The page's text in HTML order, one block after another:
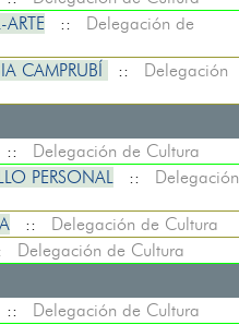
:: Delegación de
CAMPRUBÍ
:: Delegación
:: Delegación de Cultura
PERSONAL :: Delegación
:: Delegación de Cultura
Delegación de Cultura
:: Delegación de Cultura